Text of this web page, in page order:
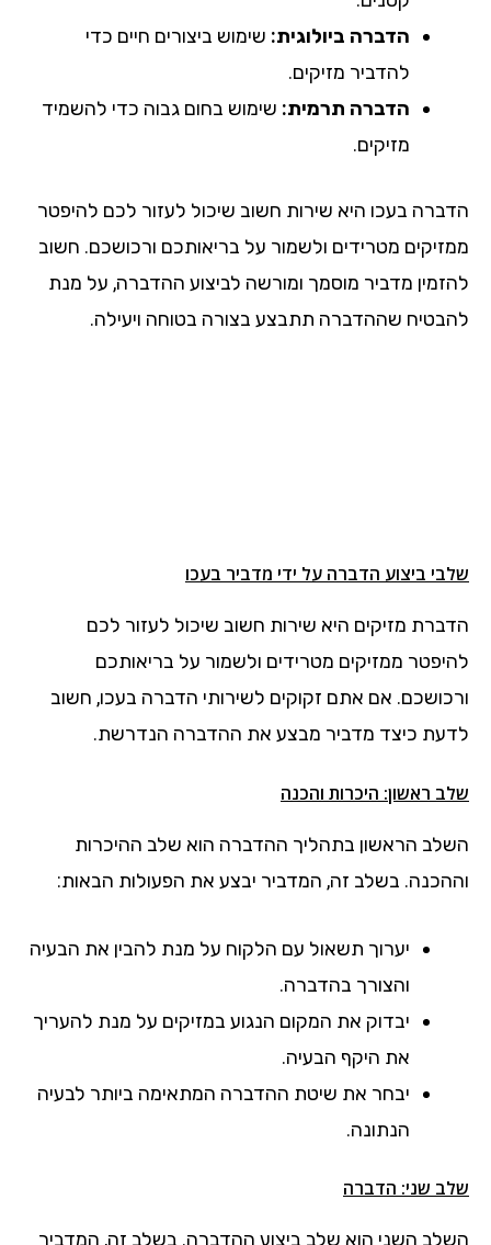
הדברה ביולוגית: שימוש ביצורים חיים כדי
להדביר מזיקים.
הדברה תרמית: שימוש בחום גבוה כדי להשמיד
מזיקים.
הדברה בעכו היא שירות חשוב שיכול לעזור לכם להיפטר
ממזיקים מטרידים ולשמור על בריאותכם ורכושכם. חשוב
להזמין מדביר מוסמך ומורשה לביצוע ההדברה, על מנת
להבטיח שההדברה תתבצע בצורה בטוחה ויעילה.
שלבי ביצוע הדברה על ידי מדביר בעכו
הדברת מזיקים היא שירות חשוב שיכול לעזור לכם
להיפטר ממזיקים מטרידים ולשמור על בריאותכם
ורכושכם. אם אתם זקוקים לשירותי הדברה בעכו, חשוב
לדעת כיצד מדביר מבצע את ההדברה הנדרשת.
שלב ראשון: היכרות והכנה
השלב הראשון בתהליך ההדברה הוא שלב ההיכרות
וההכנה. בשלב זה, המדביר יבצע את הפעולות הבאות:
יערוך תשאול עם הלקוח על מנת להבין את הבעיה
והצורך בהדברה.
יבדוק את המקום הנגוע במזיקים על מנת להעריך
את היקף הבעיה.
יבחר את שיטת ההדברה המתאימה ביותר לבעיה
הנתונה.
שלב שני: הדברה
השלב השני הוא שלב ביצוע ההדברה. בשלב זה, המדביר